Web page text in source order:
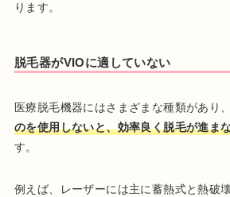
ります。
脱毛器がVIOに適していない
医療脱毛機器にはさまざまな種類があり、
のを使用しないと、効率良く脱毛が進ま
す。
例えば、レーザーには主に蓄熱式と熱破